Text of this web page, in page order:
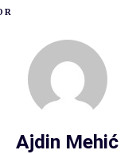
Ajdin Mehić